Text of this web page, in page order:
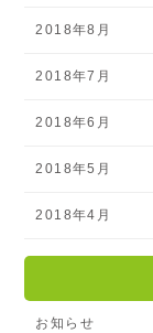
2018年8月
2018年7月
2018年6月
2018年5月
2018年4月
お知らせ